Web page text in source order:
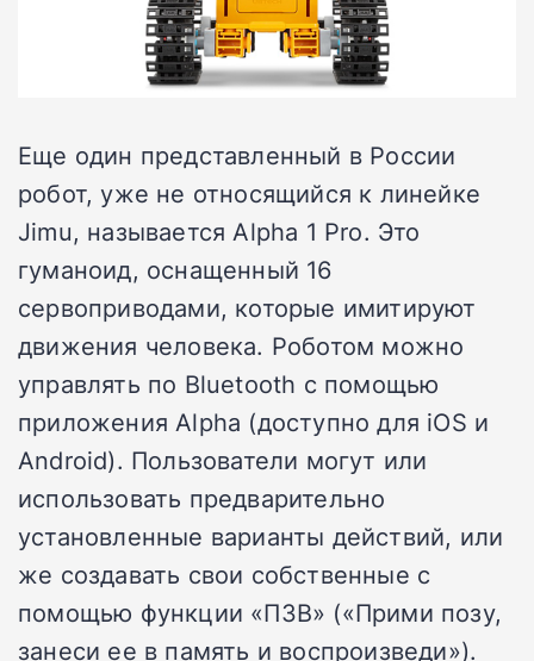
Еще один представленный в России
робот, уже не относящийся к линейке
Jimu, называется Alpha 1 Pro. Это
гуманоид, оснащенный 16
сервоприводами, которые имитируют
движения человека. Роботом можно
управлять по Bluetooth с помощью
приложения Alpha (доступно для iOS и
Android). Пользователи могут или
использовать предварительно
установленные варианты действий, или
же создавать свои собственные с
помощью функции «ПЗВ» («Прими позу,
занеси ее в память и воспроизведи»).